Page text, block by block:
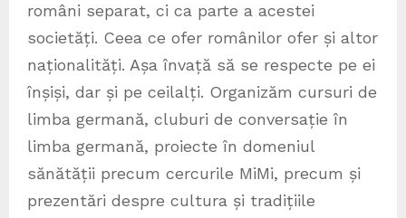
români separat, ci ca parte a acestei
societăți. Ceea ce ofer românilor ofer și altor
naționalități. Așa învață să se respecte pe ei
înșiși, dar și pe ceilalți. Organizăm cursuri de
limba germană, cluburi de conversație în
limba germană, proiecte în domeniul
sănătății precum cercurile MiMi, precum și
prezentări despre cultura și tradițiile